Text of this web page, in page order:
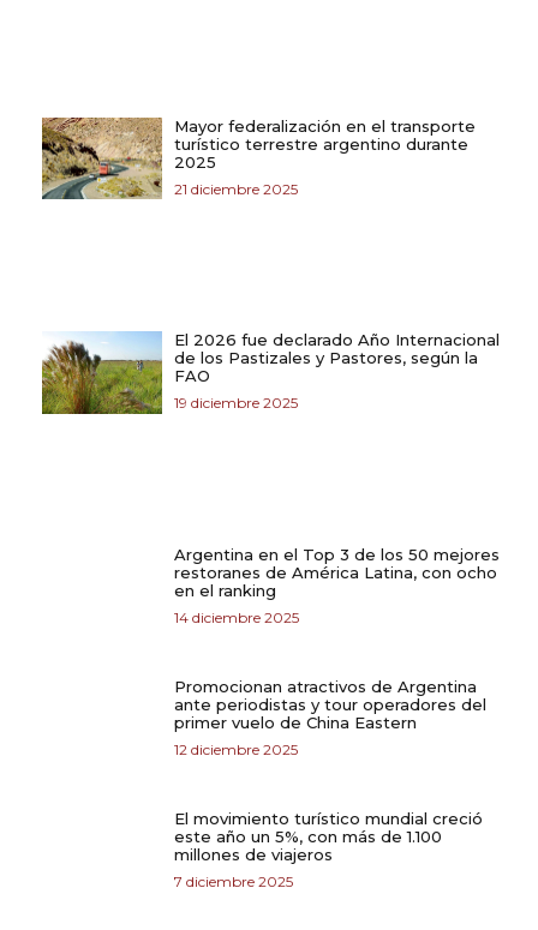
Mayor federalización en el transporte
turístico terrestre argentino durante
2025
21 diciembre 2025
El 2026 fue declarado Año Internacional
de los Pastizales y Pastores, según la
FAO
19 diciembre 2025
Argentina en el Top 3 de los 50 mejores
restoranes de América Latina, con ocho
en el ranking
14 diciembre 2025
Promocionan atractivos de Argentina
ante periodistas y tour operadores del
primer vuelo de China Eastern
12 diciembre 2025
El movimiento turístico mundial creció
este año un 5%, con más de 1.100
millones de viajeros
7 diciembre 2025